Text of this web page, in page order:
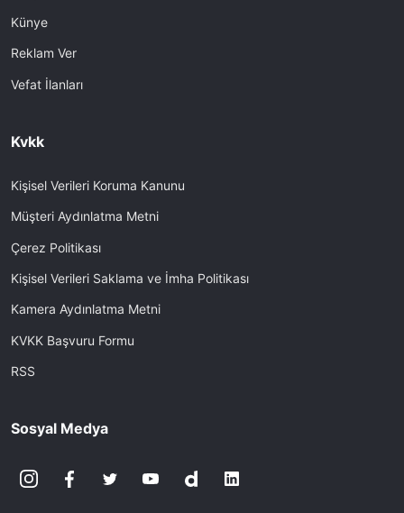
Künye
Reklam Ver
Vefat İlanları
Kvkk
Kişisel Verileri Koruma Kanunu
Müşteri Aydınlatma Metni
Çerez Politikası
Kişisel Verileri Saklama ve İmha Politikası
Kamera Aydınlatma Metni
KVKK Başvuru Formu
RSS
Sosyal Medya